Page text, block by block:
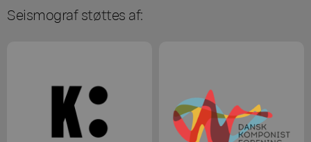
Seismograf støttes af: